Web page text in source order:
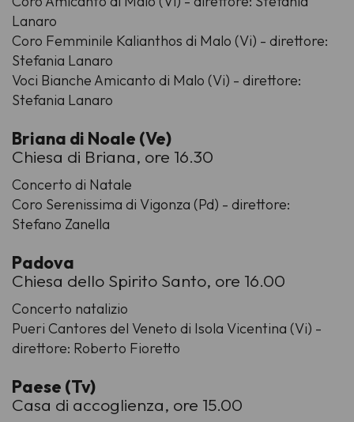
Lanaro
Coro Femminile Kalianthos di Malo (Vi) - direttore:
Stefania Lanaro
Voci Bianche Amicanto di Malo (Vi) - direttore:
Stefania Lanaro
Briana di Noale (Ve)
Chiesa di Briana, ore 16.30
Concerto di Natale
Coro Serenissima di Vigonza (Pd) - direttore:
Stefano Zanella
Padova
Chiesa dello Spirito Santo, ore 16.00
Concerto natalizio
Pueri Cantores del Veneto di Isola Vicentina (Vi) -
direttore: Roberto Fioretto
Paese (Tv)
Casa di accoglienza, ore 15.00